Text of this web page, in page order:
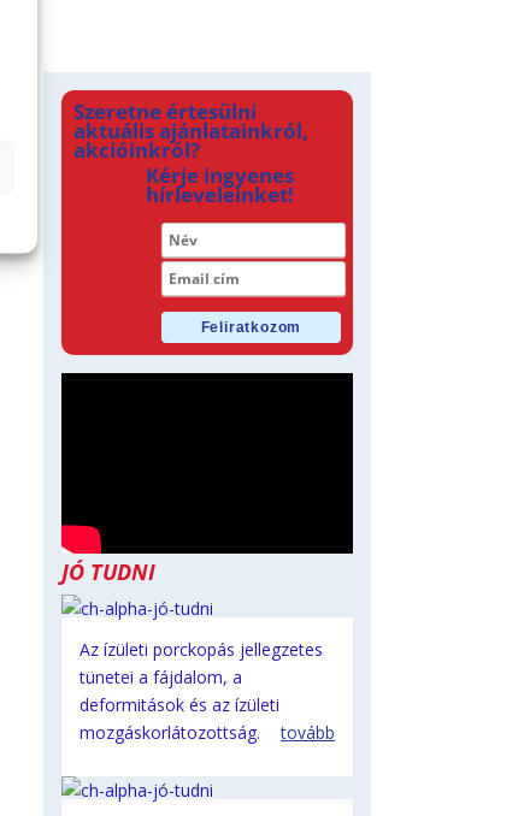
Szeretne értesülni
aktuális ajánlatainkról,
akcióinkról?
Kérje ingyenes
hírleveleinket!
Feliratkozom
JÓ TUDNI
Az ízületi porckopás jellegzetes
tünetei a fájdalom, a
deformitások és az ízületi
mozgáskorlátozottság.
tovább